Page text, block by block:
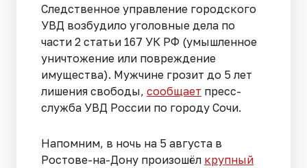
Следственное управление городского
УВД возбудило уголовные дела по
части 2 статьи 167 УК РФ (умышленное
уничтожение или повреждение
имущества). Мужчине грозит до 5 лет
лишения свободы, сообщает пресс-
служба УВД России по городу Сочи.
Напомним, в ночь на 5 августа в
Ростове-на-Дону произошёл крупный